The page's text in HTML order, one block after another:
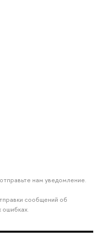
нам уведомление.
сообщений об
ошибках.